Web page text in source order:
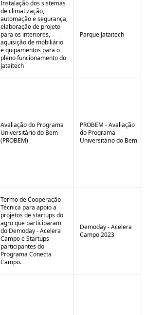
Instalação dos sistemas
de climatização,
automação e segurança,
elaboração de projeto
para os interiores,
aquisição de mobiliário
e quipamentos para o
pleno funcionamento do
Jataítech
Parque Jataitech
Avaliação do Programa
Universitário do Bem
(PROBEM)
PROBEM - Avaliação
do Programa
Universitário do Bem
Termo de Cooperação
Técnica para apoio a
projetos de startups do
agro que participaram
do Demoday - Acelera
Campo e Startups
participantes do
Programa Conecta
Campo.
Demoday - Acelera
Campo 2023